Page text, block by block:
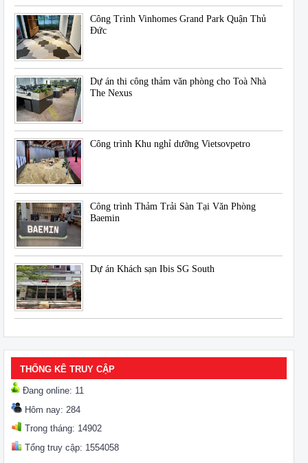
Công Trình Vinhomes Grand Park Quận Thủ
Đức
Dự án thi công thảm văn phòng cho Toà Nhà
The Nexus
Công trình Khu nghỉ dưỡng Vietsovpetro
Công trình Thảm Trải Sàn Tại Văn Phòng
Baemin
Dự án Khách sạn Ibis SG South
THỐNG KÊ TRUY CẬP
Đang online: 11
Hôm nay: 284
Trong tháng: 14902
Tổng truy cập: 1554058